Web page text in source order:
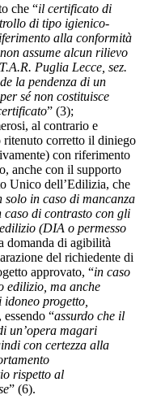
che “il certificato di
di tipo igienico-
alla conformità
assume alcun rilievo
Puglia Lecce, sez.
la pendenza di un
sé non costituisce
” (3);
al contrario e
ritenuto corretto il diniego
con riferimento
anche con il supporto
Unico dell’Edilizia, che
solo in caso di mancanza
di contrasto con gli
(DIA o permesso
domanda di agibilità
del richiedente di
approvato, “in caso
edilizio, ma anche
idoneo progetto,
essendo “assurdo che il
un’opera magari
con certezza alla
rispetto al
” (6).